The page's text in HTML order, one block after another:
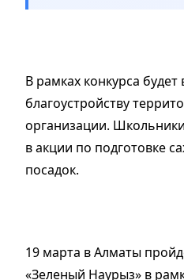
В рамках конкурса
благоустройству
организации.
в акции по подготовке
посадок.
19 марта в Алматы
«Зеленый Наурыз» в